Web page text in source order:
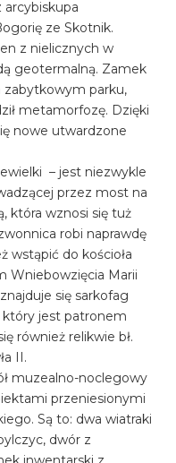
arcybiskupa
ze Skotnik.
z nielicznych w
geotermalną. Zamek
zabytkowym parku,
metamorfozę. Dzięki
nowe utwardzone
– jest niezwykle
przez most na
która wznosi się tuż
robi naprawdę
wstąpić do kościoła
Wniebowzięcia Marii
się sarkofag
który jest patronem
również relikwie bł.
II.
muzealno-noclegowy
przeniesionymi
Są to: dwa wiatraki
dwór z